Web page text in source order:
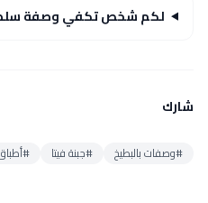
لكم شخص تكفي وصفة سلطة
شارك
#وصفات بالبطيخ #جبنة فيتا